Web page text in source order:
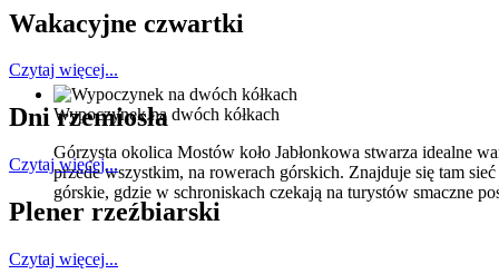
Wypoczynek na dwóch kółkach
Górzysta okolica Mostów koło Jabłonkowa stwarza idealne
przede wszystkim, na rowerach górskich. Znajduje się tam
górskie, gdzie w schroniskach czekają na turystów smaczne
Wakacyjne czwartki
Czytaj więcej...
Dni rzemiosła
Czytaj więcej...
Plener rzeźbiarski
Czytaj więcej...